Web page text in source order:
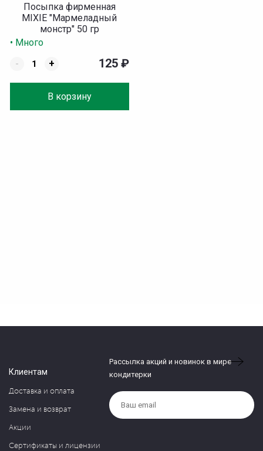
Посыпка фирменная
MIXIE "Мармеладный
монстр" 50 гр
• Много
-
+
В корзину
125 ₽
Клиентам
Доставка и оплата
Замена и возврат
Акции
Сертификаты и лицензии
Рассылка акций и новинок в мире
кондитерки